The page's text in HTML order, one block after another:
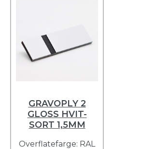
GRAVOPLY 2
GLOSS HVIT-
SORT 1,5MM
Overflatefarge: RAL